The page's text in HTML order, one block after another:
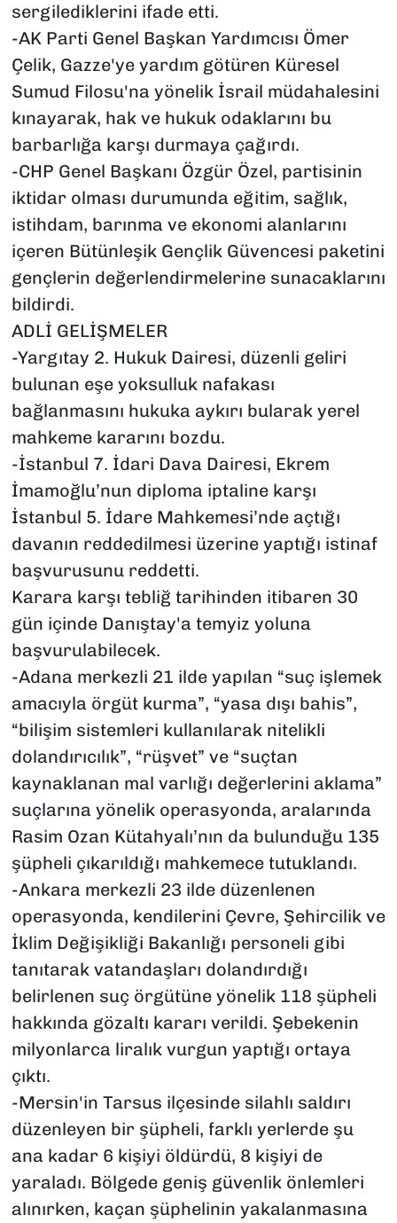
sergilediklerini ifade etti.
-AK Parti Genel Başkan Yardımcısı Ömer
Çelik, Gazze'ye yardım götüren Küresel
Sumud Filosu'na yönelik İsrail müdahalesini
kınayarak, hak ve hukuk odaklarını bu
barbarlığa karşı durmaya çağırdı.
-CHP Genel Başkanı Özgür Özel, partisinin
iktidar olması durumunda eğitim, sağlık,
istihdam, barınma ve ekonomi alanlarını
içeren Bütünleşik Gençlik Güvencesi paketini
gençlerin değerlendirmelerine sunacaklarını
bildirdi.
ADLİ GELİŞMELER
-Yargıtay 2. Hukuk Dairesi, düzenli geliri
bulunan eşe yoksulluk nafakası
bağlanmasını hukuka aykırı bularak yerel
mahkeme kararını bozdu.
-İstanbul 7. İdari Dava Dairesi, Ekrem
İmamoğlu’nun diploma iptaline karşı
İstanbul 5. İdare Mahkemesi’nde açtığı
davanın reddedilmesi üzerine yaptığı istinaf
başvurusunu reddetti.
Karara karşı tebliğ tarihinden itibaren 30
gün içinde Danıştay'a temyiz yoluna
başvurulabilecek.
-Adana merkezli 21 ilde yapılan “suç işlemek
amacıyla örgüt kurma”, “yasa dışı bahis”,
“bilişim sistemleri kullanılarak nitelikli
dolandırıcılık”, “rüşvet” ve “suçtan
kaynaklanan mal varlığı değerlerini aklama”
suçlarına yönelik operasyonda, aralarında
Rasim Ozan Kütahyalı’nın da bulunduğu 135
şüpheli çıkarıldığı mahkemece tutuklandı.
-Ankara merkezli 23 ilde düzenlenen
operasyonda, kendilerini Çevre, Şehircilik ve
İklim Değişikliği Bakanlığı personeli gibi
tanıtarak vatandaşları dolandırdığı
belirlenen suç örgütüne yönelik 118 şüpheli
hakkında gözaltı kararı verildi. Şebekenin
milyonlarca liralık vurgun yaptığı ortaya
çıktı.
-Mersin'in Tarsus ilçesinde silahlı saldırı
düzenleyen bir şüpheli, farklı yerlerde şu
ana kadar 6 kişiyi öldürdü, 8 kişiyi de
yaraladı. Bölgede geniş güvenlik önlemleri
alınırken, kaçan şüphelinin yakalanmasına